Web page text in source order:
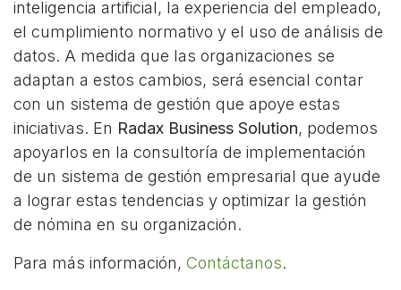
inteligencia artificial, la experiencia del empleado,
el cumplimiento normativo y el uso de análisis de
datos. A medida que las organizaciones se
adaptan a estos cambios, será esencial contar
con un sistema de gestión que apoye estas
iniciativas. En Radax Business Solution, podemos
apoyarlos en la consultoría de implementación
de un sistema de gestión empresarial que ayude
a lograr estas tendencias y optimizar la gestión
de nómina en su organización.
Para más información, Contáctanos.